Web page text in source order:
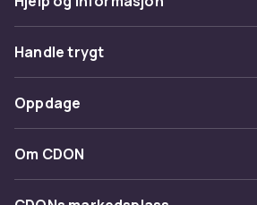
Vanlige spørsmål
Spor pakke
Angre & returner her
Kontakt oss
Handle trygt
Betaling
Levering
Oppdage
Kategorier
Varemerker
Om CDON
Om oss